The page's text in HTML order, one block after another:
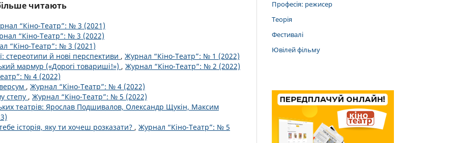
читають
“Кіно-Театр”: № 3 (2021)
“Кіно-Театр”: № 3 (2022)
“Кіно-Театр”: № 3 (2021)
стереотипи й нові перспективи , Журнал “Кіно-Театр”: № 1 (2022)
мармур («Дорогі товариші!») , Журнал “Кіно-Театр”: № 2 (2022)
№ 4 (2022)
, Журнал “Кіно-Театр”: № 4 (2022)
степу , Журнал “Кіно-Театр”: № 5 (2022)
театрів: Ярослав Подшивалов, Олександр Щукін, Максим
історія, яку ти хочеш розказати? , Журнал “Кіно-Театр”: № 5
Професія: режисер
Теорія
Фестивалі
Ювілей фільму